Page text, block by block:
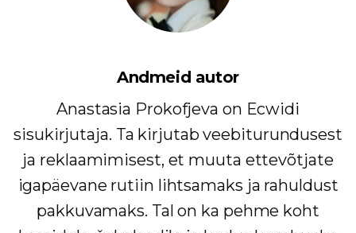
Andmeid autor
Anastasia Prokofjeva on Ecwidi
sisukirjutaja. Ta kirjutab veebiturundusest
ja reklaamimisest, et muuta ettevõtjate
igapäevane rutiin lihtsamaks ja rahuldust
pakkuvamaks. Tal on ka pehme koht